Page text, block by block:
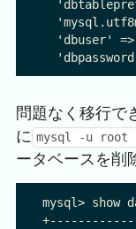
'dbuser'
問題なく移行で
に mysql -u root
ータベースを削
mysql> show